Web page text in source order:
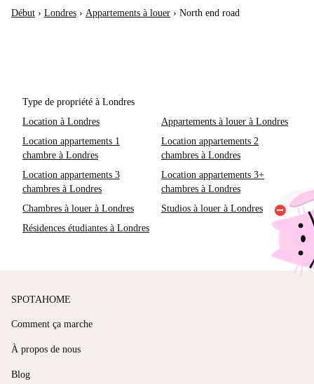
Début › Londres › Appartements à louer › North end road
Type de propriété à Londres
Location à Londres
Appartements à louer à Londres
Location appartements 1
chambre à Londres
Location appartements 2
chambres à Londres
Location appartements 3
chambres à Londres
Location appartements 3+
chambres à Londres
Chambres à louer à Londres
Studios à louer à Londres
Résidences étudiantes à Londres
SPOTAHOME
Comment ça marche
À propos de nous
Blog